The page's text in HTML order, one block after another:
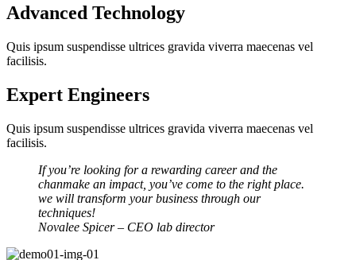
Advanced Technology
Quis ipsum suspendisse ultrices gravida viverra maecenas vel
facilisis.
Expert Engineers
Quis ipsum suspendisse ultrices gravida viverra maecenas vel
facilisis.
If you’re looking for a rewarding career and the
chanmake an impact, you’ve come to the right place.
we will transform your business through our
techniques!
Novalee Spicer – CEO lab director